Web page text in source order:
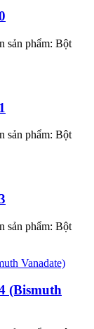
phẩm: Bột
phẩm: Bột
phẩm: Bột
(Bismuth